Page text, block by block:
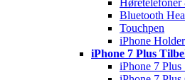
Høretelefoner
Bluetooth
Touchpen
iPhone
iPhone 7 Plus
iPhone 7